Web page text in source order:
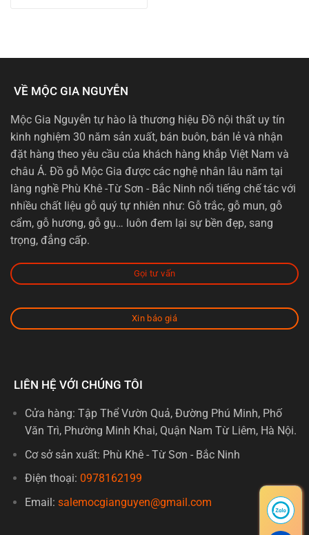
VỀ MỘC GIA NGUYỄN
Mộc Gia Nguyễn tự hào là thương hiệu Đồ nội thất uy tín
kinh nghiệm 30 năm sản xuất, bán buôn, bán lẻ và nhận
đặt hàng theo yêu cầu của khách hàng khắp Việt Nam và
châu Á. Đồ gỗ Mộc Gia được các nghệ nhân lâu năm tại
làng nghề Phù Khê -Từ Sơn - Bắc Ninh nổi tiếng chế tác với
nhiều chất liệu gỗ quý tự nhiên như: Gỗ trắc, gỗ mun, gỗ
cẩm, gỗ hương, gỗ gụ… luôn đem lại sự bền đẹp, sang
trọng, đẳng cấp.
Gọi tư vấn
Xin báo giá
LIÊN HỆ VỚI CHÚNG TÔI
Cửa hàng: Tập Thể Vườn Quả, Đường Phú Minh, Phố
Văn Trì, Phường Minh Khai, Quận Nam Từ Liêm, Hà Nội.
Cơ sở sản xuất: Phù Khê - Từ Sơn - Bắc Ninh
Điện thoại: 0978162199
Email: salemocgianguyen@gmail.com